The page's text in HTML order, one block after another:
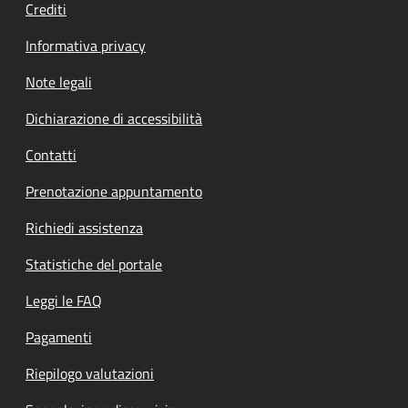
Crediti
Informativa privacy
Note legali
Dichiarazione di accessibilità
Contatti
Prenotazione appuntamento
Richiedi assistenza
Statistiche del portale
Leggi le FAQ
Pagamenti
Riepilogo valutazioni